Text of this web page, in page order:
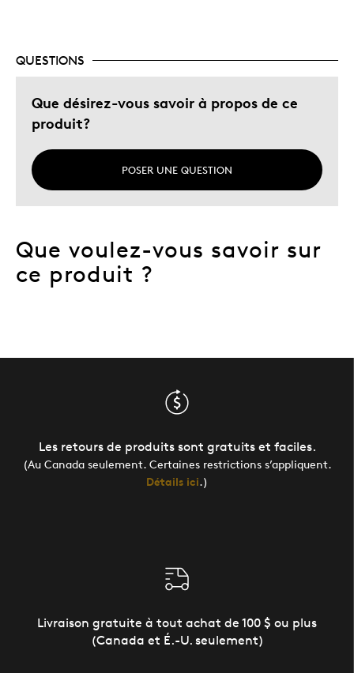
QUESTIONS
Que désirez-vous savoir à propos de ce
produit?
POSER UNE QUESTION
Que voulez-vous savoir sur
ce produit ?
Les retours de produits sont gratuits et faciles.
(Au Canada seulement. Certaines restrictions s’appliquent.
Détails ici.)
Livraison gratuite à tout achat de 100 $ ou plus
(Canada et É.-U. seulement)